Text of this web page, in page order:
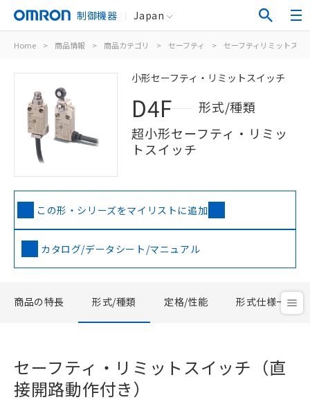
制御機器 Japan
Home > 商品情報 > 商品カテゴリ > セーフティ > セーフティリミットスイ
小形セーフティ・リミットスイッチ
D4F
形式/種類
超小形セーフティ・リミッ
トスイッチ
この形・シリーズをマイリストに追加
カタログ/データシート/マニュアル
商品の特長 形式/種類 定格/性能 形式仕様一覧
セーフティ・リミットスイッチ（直
接開路動作付き）